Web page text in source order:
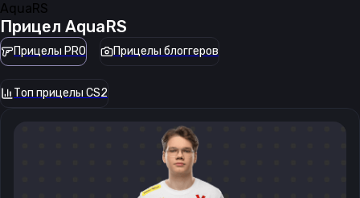
AquaRS
Прицел AquaRS
Прицелы PRO Прицелы блоггеров
Топ прицелы CS2